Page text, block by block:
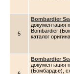
5
Bombardier
документация
Bombardier
каталог
Bombardier
документация
(Бомбардье),